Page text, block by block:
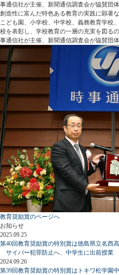
事通信社が主催、新聞通信調査会が協賛団
創造性に富んだ特色ある教育の実践に顕著
こども園、小学校、中学校、義務教育学校
校を表彰し、学校教育の一層の充実を図る
事通信社が主催、新聞通信調査会が協賛団
教育奨励賞のページへ
お知らせ
2025.09.25
第40回教育奨励賞の特別賞は徳島県立名西
サイバー犯罪防止へ、中学生に出前授業
2024.09.26
第39回教育奨励賞の特別賞はトキワ松学園